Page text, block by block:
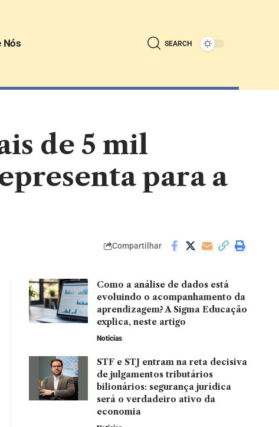
Nós SEARCH
de 5 mil
para a
Compartilhar
Como a análise de dados está
evoluindo o acompanhamento da
aprendizagem? A Sigma Educação
explica, neste artigo
Noticias
STF e STJ entram na reta decisiva
de julgamentos tributários
bilionários: segurança jurídica
será o verdadeiro ativo da
economia